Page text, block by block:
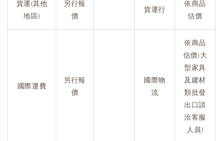
貨運(其他
地區)
另行報
價
貨運行
依商品
估價
國際運費
另行報
價
國際物
流
依商品
估價(大
型家具
及建材
類批發
出口請
洽客服
人員)